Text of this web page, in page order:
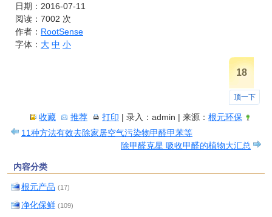
日期：2016-07-11
阅读： 7002 次
作者： RootSense
字体： 大 中 小
18
顶一下
收藏 推荐 打印 | 录入：admin | 来源： 根元环保
11种方法有效去除家居空气污染物甲醛甲苯等
除甲醛克星 吸收甲醛的植物大汇总
内容分类
根元产品 (17)
净化保鲜 (109)